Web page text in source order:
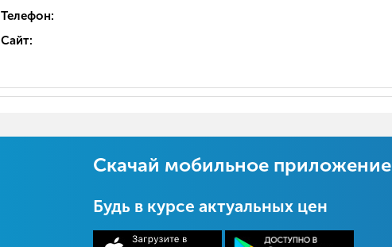
Телефон:
Сайт:
Скачай мобильное приложение
Будь в курсе актуальных цен